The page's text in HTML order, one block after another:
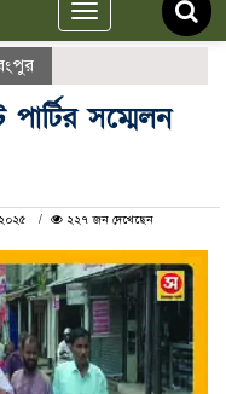
Toggle
navigation
সম্মেলন
২২৭ জন দেখেছেন